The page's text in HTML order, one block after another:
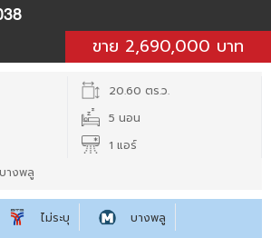
ขาย 2,690,000 บาท
20.60 ตร.ว.
5 นอน
1 แอร์
างพลู
ไม่ระบุ
บางพลู